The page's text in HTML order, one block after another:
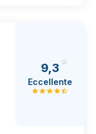
9,3
Eccellente